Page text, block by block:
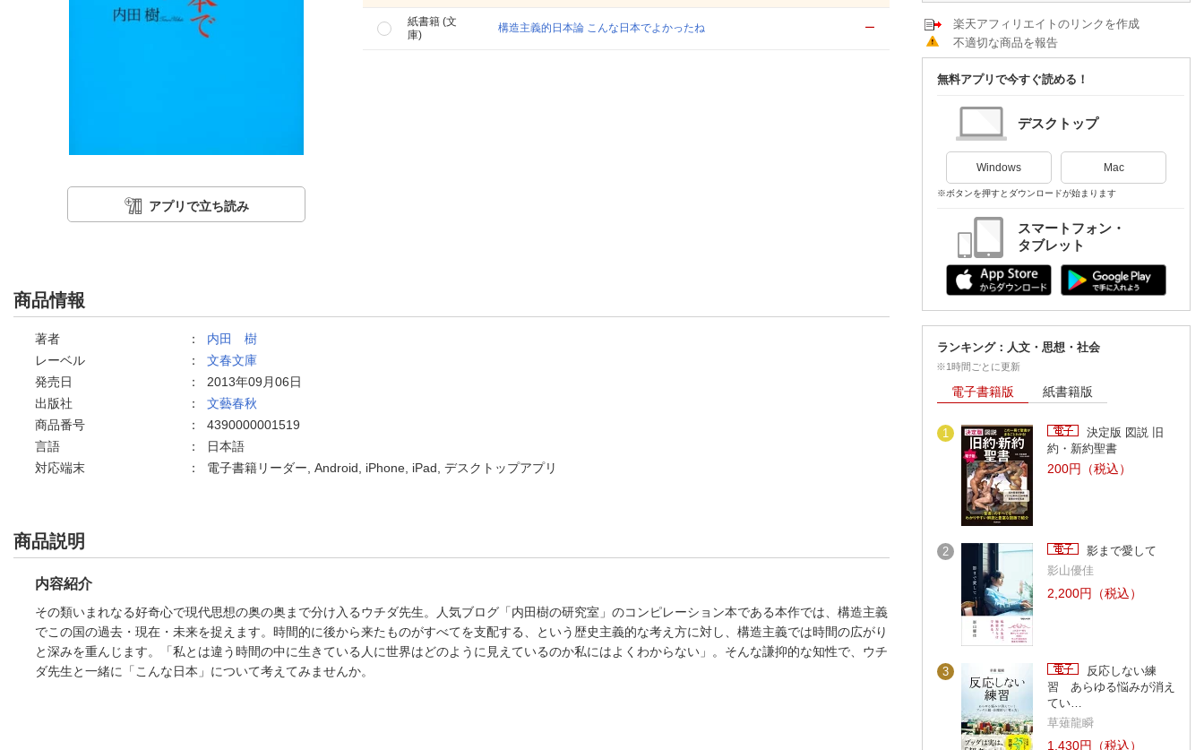
アプリで立ち読み
紙書籍 (文
庫)
構造主義的日本論 こんな日本でよかったね ー
商品情報
著者 ： 内田 樹
レーベル
： 文春文庫
発売日
： 2013年09月06日
出版社
： 文藝春秋
商品番号
： 4390000001519
言語
：
日本語
対応端末
： 電子書籍リーダー, Android, iPhone, iPad, デスクトップアプリ
商品説明
内容紹介
その類いまれなる好奇心で現代思想の奥の奥まで分け入るウチダ先生。人気ブログ「内田樹の研究室」のコンピレーション本である本作では、構造主義
でこの国の過去・現在・未来を捉えます。時間的に後から来たものがすべてを支配する、という歴史主義的な考え方に対し、構造主義では時間の広がり
と深みを重んじます。「私とは違う時間の中に生きている人に世界はどのように見えているのか私にはよくわからない」。そんな謙抑的な知性で、ウチ
ダ先生と一緒に「こんな日本」について考えてみませんか。
楽天アフィリエイトのリンクを作成
不適切な商品を報告
無料アプリで今すぐ読める！
デスクトップ
Windows Mac
※ボタンを押すとダウンロードが始まります
スマートフォン・
タブレット
ランキング：人文・思想・社会
※1時間ごとに更新
電子書籍版 紙書籍版
1
決定版 図説 旧
約・新約聖書
200円（税込）
2
影まで愛して
影山優佳
2,200円（税込）
3
反応しない練
習 あらゆる悩みが消え
てい…
草薙龍瞬
1,430円（税込）